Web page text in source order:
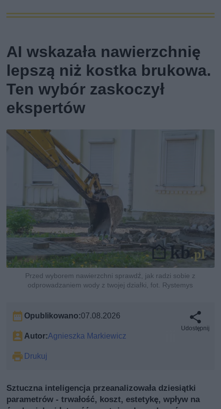
AI wskazała nawierzchnię
lepszą niż kostka brukowa.
Ten wybór zaskoczył
ekspertów
Przed wyborem nawierzchni sprawdź, jak radzi sobie z
odprowadzaniem wody z twojej działki, fot. Rystemys
Opublikowano:07.08.2026
Autor:Agnieszka Markiewicz
Drukuj
Udostępnij
Sztuczna inteligencja przeanalizowała dziesiątki
parametrów - trwałość, koszt, estetykę, wpływ na